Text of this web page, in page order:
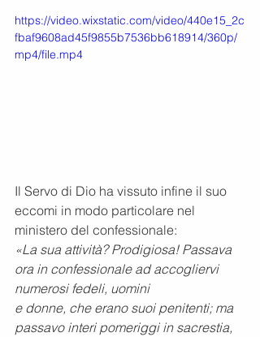
https://video.wixstatic.com/video/440e15_2c
fbaf9608ad45f9855b7536bb618914/360p/
mp4/file.mp4
Il Servo di Dio ha vissuto infine il suo
eccomi in modo particolare nel
ministero del confessionale:
«La sua attività? Prodigiosa! Passava
ora in confessionale ad accogliervi
numerosi fedeli, uomini
e donne, che erano suoi penitenti; ma
passavo interi pomeriggi in sacrestia,